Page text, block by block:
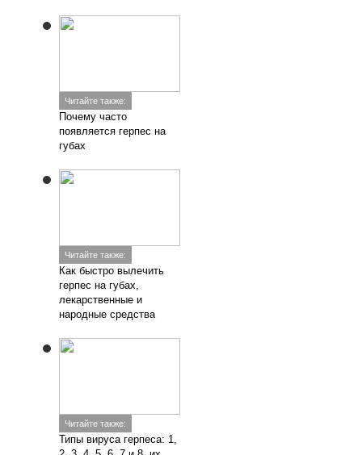
Читайте также:
Почему часто
появляется герпес на
губах
Читайте также:
Как быстро вылечить
герпес на губах,
лекарственные и
народные средства
Читайте также:
Типы вируса герпеса: 1,